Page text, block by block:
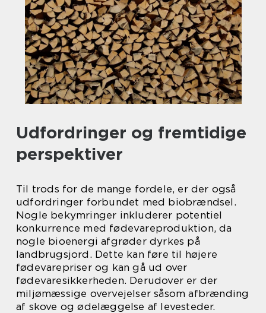
Udfordringer og fremtidige
perspektiver
Til trods for de mange fordele, er der også
udfordringer forbundet med biobrændsel.
Nogle bekymringer inkluderer potentiel
konkurrence med fødevareproduktion, da
nogle bioenergi afgrøder dyrkes på
landbrugsjord. Dette kan føre til højere
fødevarepriser og kan gå ud over
fødevaresikkerheden. Derudover er der
miljømæssige overvejelser såsom afbrænding
af skove og ødelæggelse af levesteder.